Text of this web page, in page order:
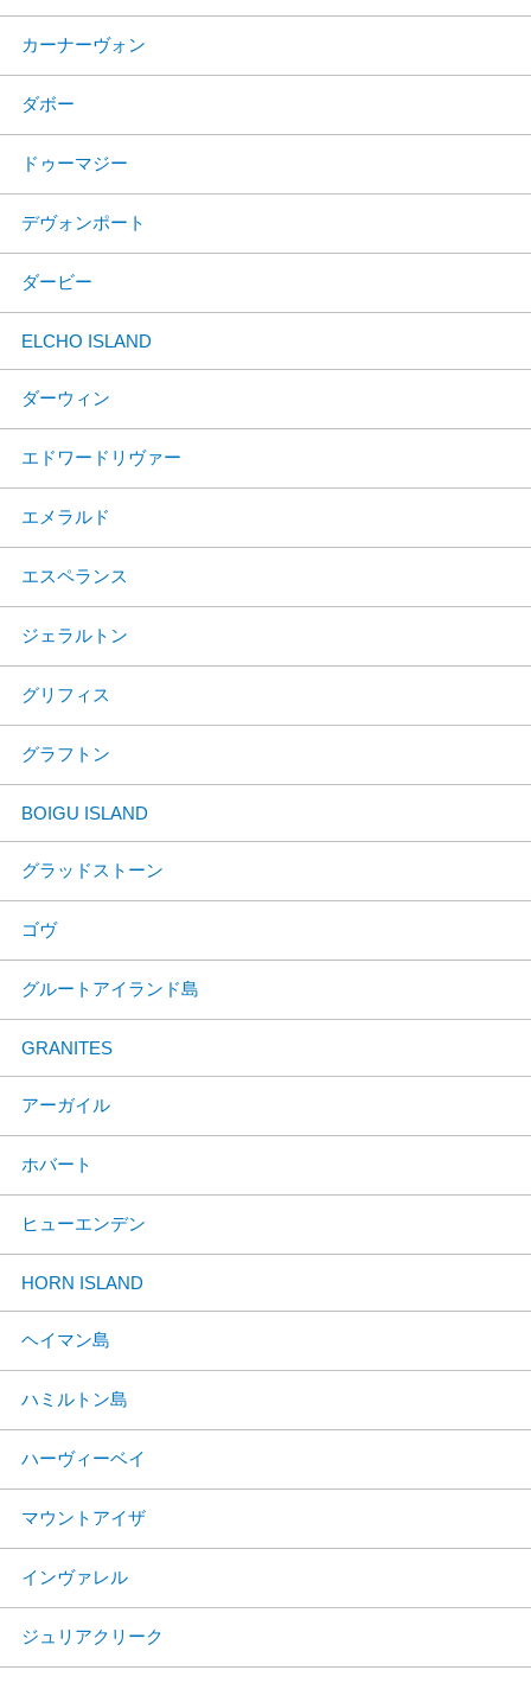
カーナーヴォン
ダボー
ドゥーマジー
デヴォンポート
ダービー
ELCHO ISLAND
ダーウィン
エドワードリヴァー
エメラルド
エスペランス
ジェラルトン
グリフィス
グラフトン
BOIGU ISLAND
グラッドストーン
ゴヴ
グルートアイランド島
GRANITES
アーガイル
ホバート
ヒューエンデン
HORN ISLAND
ヘイマン島
ハミルトン島
ハーヴィーベイ
マウントアイザ
インヴァレル
ジュリアクリーク